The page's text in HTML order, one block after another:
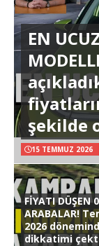
EN
şekilde
15 TEMMUZ 2026
FİYATI DÜŞEN
ARABALAR!
2026
dikkatimi